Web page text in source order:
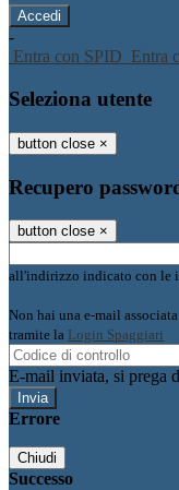
-
Entra con SPID Entra
Seleziona utente
button close ×
Recupero
button close ×
all'indirizzo indicato con le
Non hai una e-mail
tramite la Login Spaggiari
E-mail inviata, si prega
Errore
Chiudi
Successo